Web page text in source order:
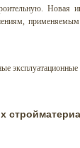
Новая
применяемым
эксплуатационные